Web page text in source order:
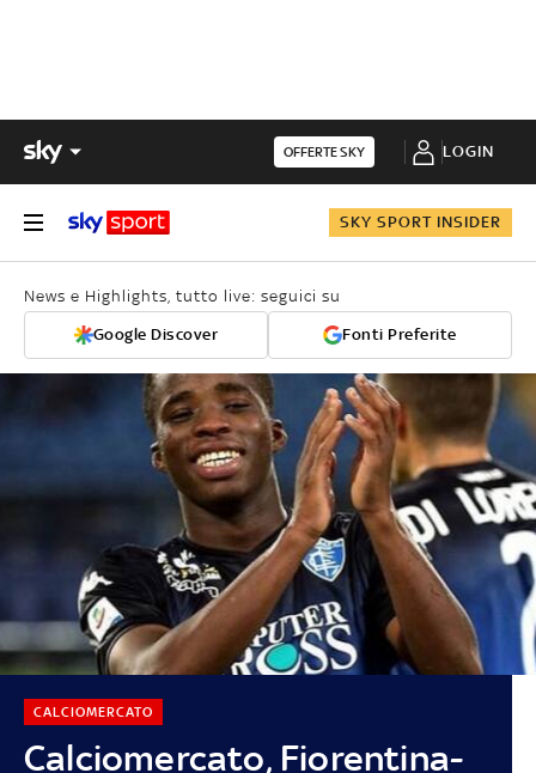
OFFERTE SKY LOGIN
SKY SPORT INSIDER
News e Highlights, tutto live: seguici su
Google Discover Fonti Preferite
Calciomercato, Fiorentina-
CALCIOMERCATO